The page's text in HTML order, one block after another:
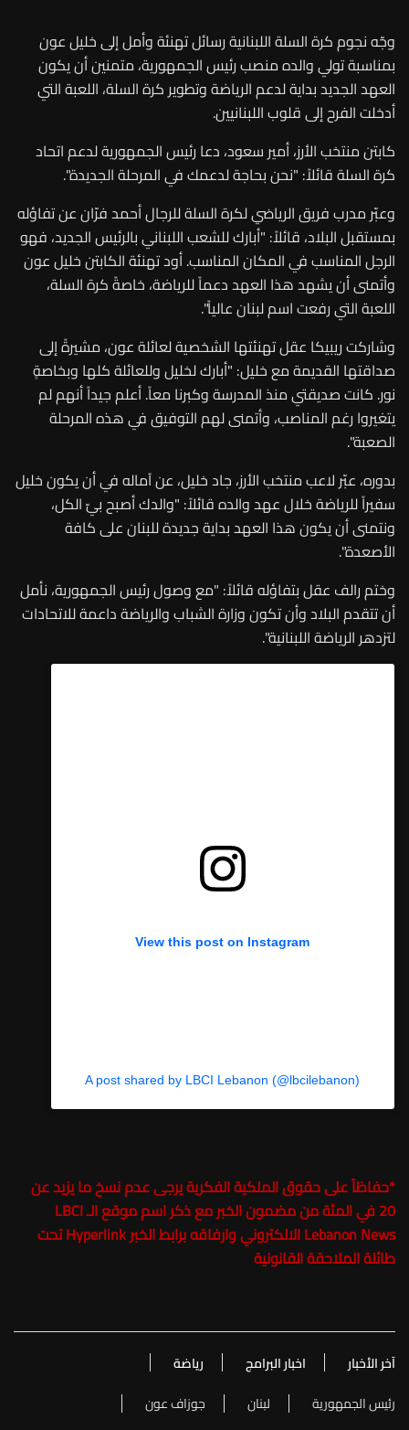
وجّه نجوم كرة السلة اللبنانية رسائل تهنئة وأمل إلى خليل عون
بمناسبة تولي والده منصب رئيس الجمهورية، متمنين أن يكون
العهد الجديد بداية لدعم الرياضة وتطوير كرة السلة، اللعبة التي
أدخلت الفرح إلى قلوب اللبنانيين.
كابتن منتخب الأرز، أمير سعود، دعا رئيس الجمهورية لدعم اتحاد
كرة السلة قائلاً: "نحن بحاجة لدعمك في المرحلة الجديدة."
وعبّر مدرب فريق الرياضي لكرة السلة للرجال أحمد فرّان عن تفاؤله
بمستقبل البلاد، قائلاً: "أبارك للشعب اللبناني بالرئيس الجديد، فهو
الرجل المناسب في المكان المناسب. أود تهنئة الكابتن خليل عون
وأتمنى أن يشهد هذا العهد دعماً للرياضة، خاصةً كرة السلة،
اللعبة التي رفعت اسم لبنان عالياً."
وشاركت ريبيكا عقل تهنئتها الشخصية لعائلة عون، مشيرةً إلى
صداقتها القديمة مع خليل: "أبارك لخليل وللعائلة كلها وبخاصةٍ
نور. كانت صديقتي منذ المدرسة وكبرنا معاً. أعلم جيداً أنهم لم
يتغيروا رغم المناصب، وأتمنى لهم التوفيق في هذه المرحلة
الصعبة."
بدوره، عبّر لاعب منتخب الأرز، جاد خليل، عن آماله في أن يكون خليل
سفيراً للرياضة خلال عهد والده قائلاً: "والدك أصبح بيّ الكل،
ونتمنى أن يكون هذا العهد بداية جديدة للبنان على كافة
الأصعدة."
وختم رالف عقل بتفاؤله قائلاً: "مع وصول رئيس الجمهورية، نأمل
أن تتقدم البلاد وأن تكون وزارة الشباب والرياضة داعمة للاتحادات
لتزدهر الرياضة اللبنانية."
View this post on Instagram
A post shared by LBCI Lebanon (@lbcilebanon)
*حفاظاً على حقوق الملكية الفكرية يرجى عدم نسخ ما يزيد عن
20 في المئة من مضمون الخبر مع ذكر اسم موقع الـ
LBCI
Lebanon News
الالكتروني وارفاقه برابط الخبر Hyperlink تحت
طائلة الملاحقة القانونية
آخر الأخبار اخبار البرامج
رياضة
رئيس الجمهورية
لبنان جوزاف عون